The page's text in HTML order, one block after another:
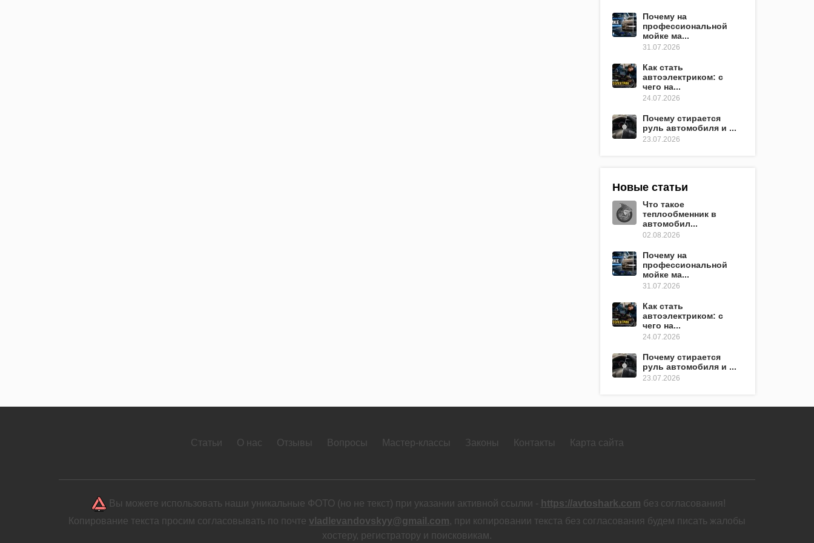
Почему на
профессиональной
мойке ма...
31.07.2026
Как стать
автоэлектриком: с
чего на...
24.07.2026
Почему стирается
руль автомобиля и ...
23.07.2026
Новые статьи
Что такое
теплообменник в
автомобил...
02.08.2026
Почему на
профессиональной
мойке ма...
31.07.2026
Как стать
автоэлектриком: с
чего на...
24.07.2026
Почему стирается
руль автомобиля и ...
23.07.2026
Статьи О нас Отзывы Вопросы Мастер-классы Законы Контакты Карта сайта
Вы можете использовать наши уникальные ФОТО (но не текст) при указании активной ссылки - https://avtoshark.com без согласования!
Копирование текста просим согласовывать по почте vladlevandovskyy@gmail.com, при копировании текста без согласования будем писать жалобы
хостеру, регистратору и поисковикам.